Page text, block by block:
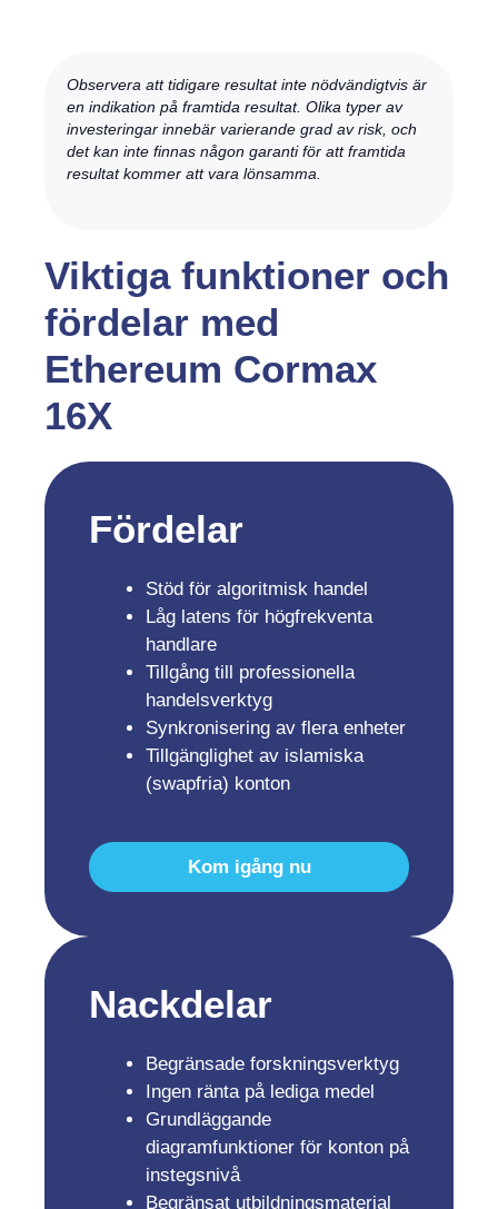
Observera att tidigare resultat inte nödvändigtvis är
en indikation på framtida resultat. Olika typer av
investeringar innebär varierande grad av risk, och
det kan inte finnas någon garanti för att framtida
resultat kommer att vara lönsamma.
Viktiga funktioner och
fördelar med
Ethereum Cormax
16X
Fördelar
Stöd för algoritmisk handel
Låg latens för högfrekventa
handlare
Tillgång till professionella
handelsverktyg
Synkronisering av flera enheter
Tillgänglighet av islamiska
(swapfria) konton
Kom igång nu
Nackdelar
Begränsade forskningsverktyg
Ingen ränta på lediga medel
Grundläggande
diagramfunktioner för konton på
instegsnivå
Begränsat utbildningsmaterial